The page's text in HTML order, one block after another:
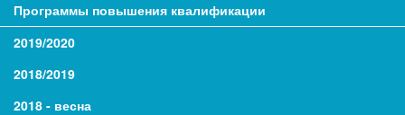
Программы повышения квалификации
2019/2020
2018/2019
2018 - весна